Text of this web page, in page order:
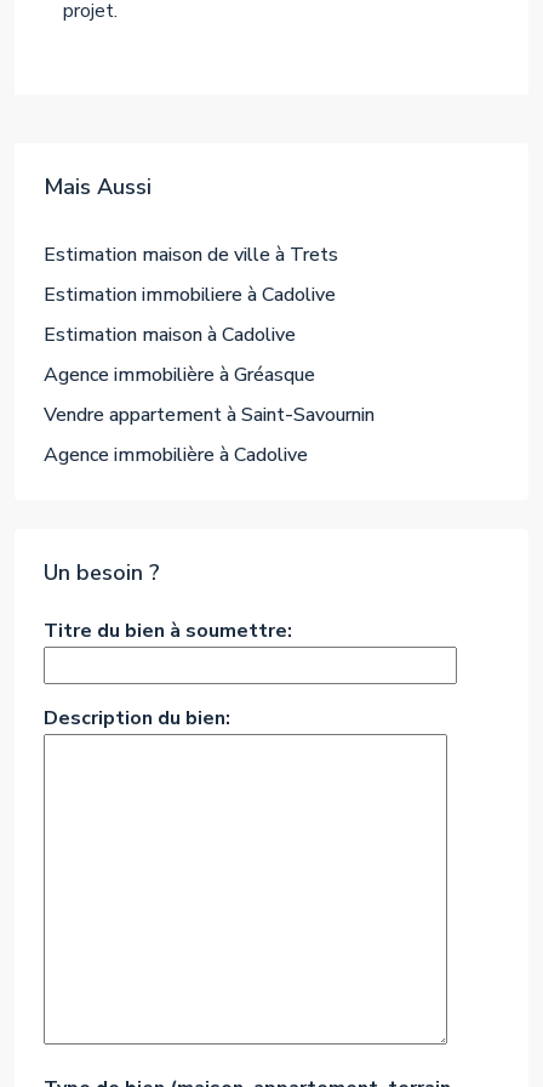
projet.
Mais Aussi
Estimation maison de ville à Trets
Estimation immobiliere à Cadolive
Estimation maison à Cadolive
Agence immobilière à Gréasque
Vendre appartement à Saint-Savournin
Agence immobilière à Cadolive
Un besoin ?
Titre du bien à soumettre:
Description du bien: